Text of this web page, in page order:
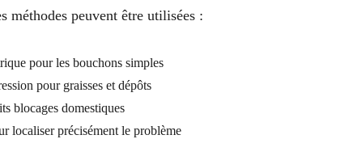
méthodes peuvent être utilisées :
pour les bouchons simples
pour graisses et dépôts
blocages domestiques
localiser précisément le problème